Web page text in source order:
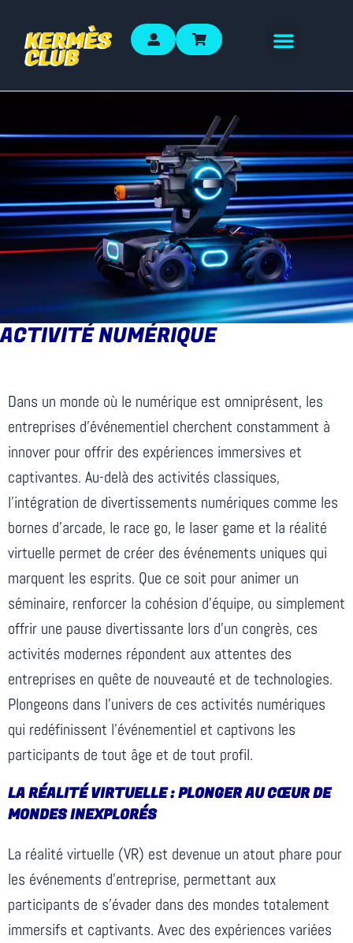
ACTIVITÉ NUMÉRIQUE
Dans un monde où le numérique est omniprésent, les
entreprises d’événementiel cherchent constamment à
innover pour offrir des expériences immersives et
captivantes. Au-delà des activités classiques,
l’intégration de divertissements numériques comme les
bornes d’arcade, le race go, le laser game et la réalité
virtuelle permet de créer des événements uniques qui
marquent les esprits. Que ce soit pour animer un
séminaire, renforcer la cohésion d’équipe, ou simplement
offrir une pause divertissante lors d’un congrès, ces
activités modernes répondent aux attentes des
entreprises en quête de nouveauté et de technologies.
Plongeons dans l’univers de ces activités numériques
qui redéfinissent l’événementiel et captivons les
participants de tout âge et de tout profil.
LA RÉALITÉ VIRTUELLE : PLONGER AU CŒUR DE
MONDES INEXPLORÉS
La réalité virtuelle (VR) est devenue un atout phare pour
les événements d’entreprise, permettant aux
participants de s’évader dans des mondes totalement
immersifs et captivants. Avec des expériences variées